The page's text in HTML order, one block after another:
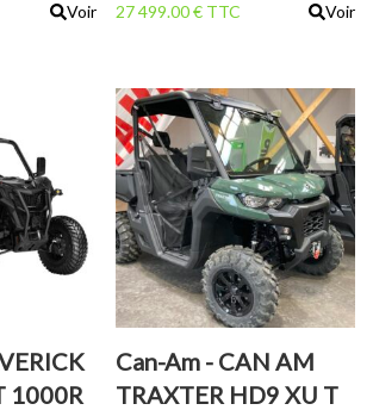
Voir 27 499.00 € TTC Voir
1000R
Can-Am - CAN AM
TRAXTER HD9 XU T